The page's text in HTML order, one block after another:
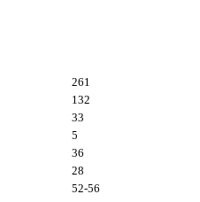
261
132
33
5
36
28
52-56